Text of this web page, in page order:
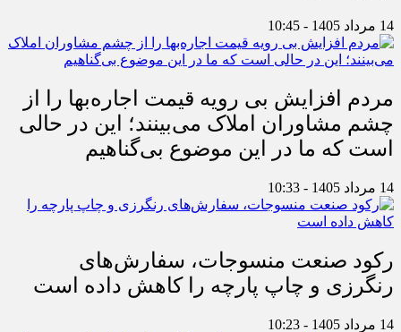
14 مرداد 1405 - 10:45
مردم افزایش بی رویه قیمت اجاره‌بها را از
چشم مشاوران املاک می‌بینند؛ این در حالی
است که ما در این موضوع بی‌گناهیم
14 مرداد 1405 - 10:33
رکود صنعت منسوجات، سفارش‌های
رنگرزی و چاپ پارچه را کاهش داده است
14 مرداد 1405 - 10:23